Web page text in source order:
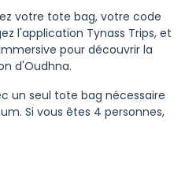
votre tote bag, votre code
l'application Tynass Trips, et
pour découvrir la
d'Oudhna.
un seul tote bag nécessaire
Si vous êtes 4 personnes,